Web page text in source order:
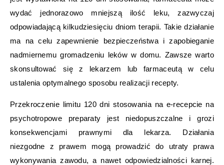
wydać jednorazowo mniejszą ilość leku, zazwyczaj
odpowiadającą kilkudziesięciu dniom terapii. Takie działanie
ma na celu zapewnienie bezpieczeństwa i zapobieganie
nadmiernemu gromadzeniu leków w domu. Zawsze warto
skonsultować się z lekarzem lub farmaceutą w celu
ustalenia optymalnego sposobu realizacji recepty.
Przekroczenie limitu 120 dni stosowania na e-recepcie na
psychotropowe preparaty jest niedopuszczalne i grozi
konsekwencjami prawnymi dla lekarza. Działania
niezgodne z prawem mogą prowadzić do utraty prawa
wykonywania zawodu, a nawet odpowiedzialności karnej.